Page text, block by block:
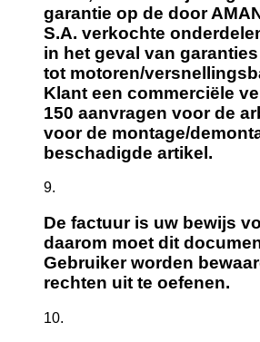
garantie op de door
S.A. verkochte
in het geval van
tot motoren/
Klant een commerciële
150 aanvragen voor de
voor de montage/
beschadigde artikel.
De factuur is uw bewijs
daarom moet dit
Gebruiker worden
rechten uit te oefenen.